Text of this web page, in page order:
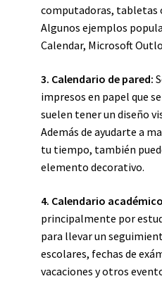
computadoras, tabletas
Algunos ejemplos
Calendar, Microsoft
3. Calendario de pared:
impresos en papel que
suelen tener un diseño
Además de ayudarte a
tu tiempo, también
elemento decorativo.
4. Calendario
principalmente por
para llevar un
escolares, fechas de
vacaciones y otros